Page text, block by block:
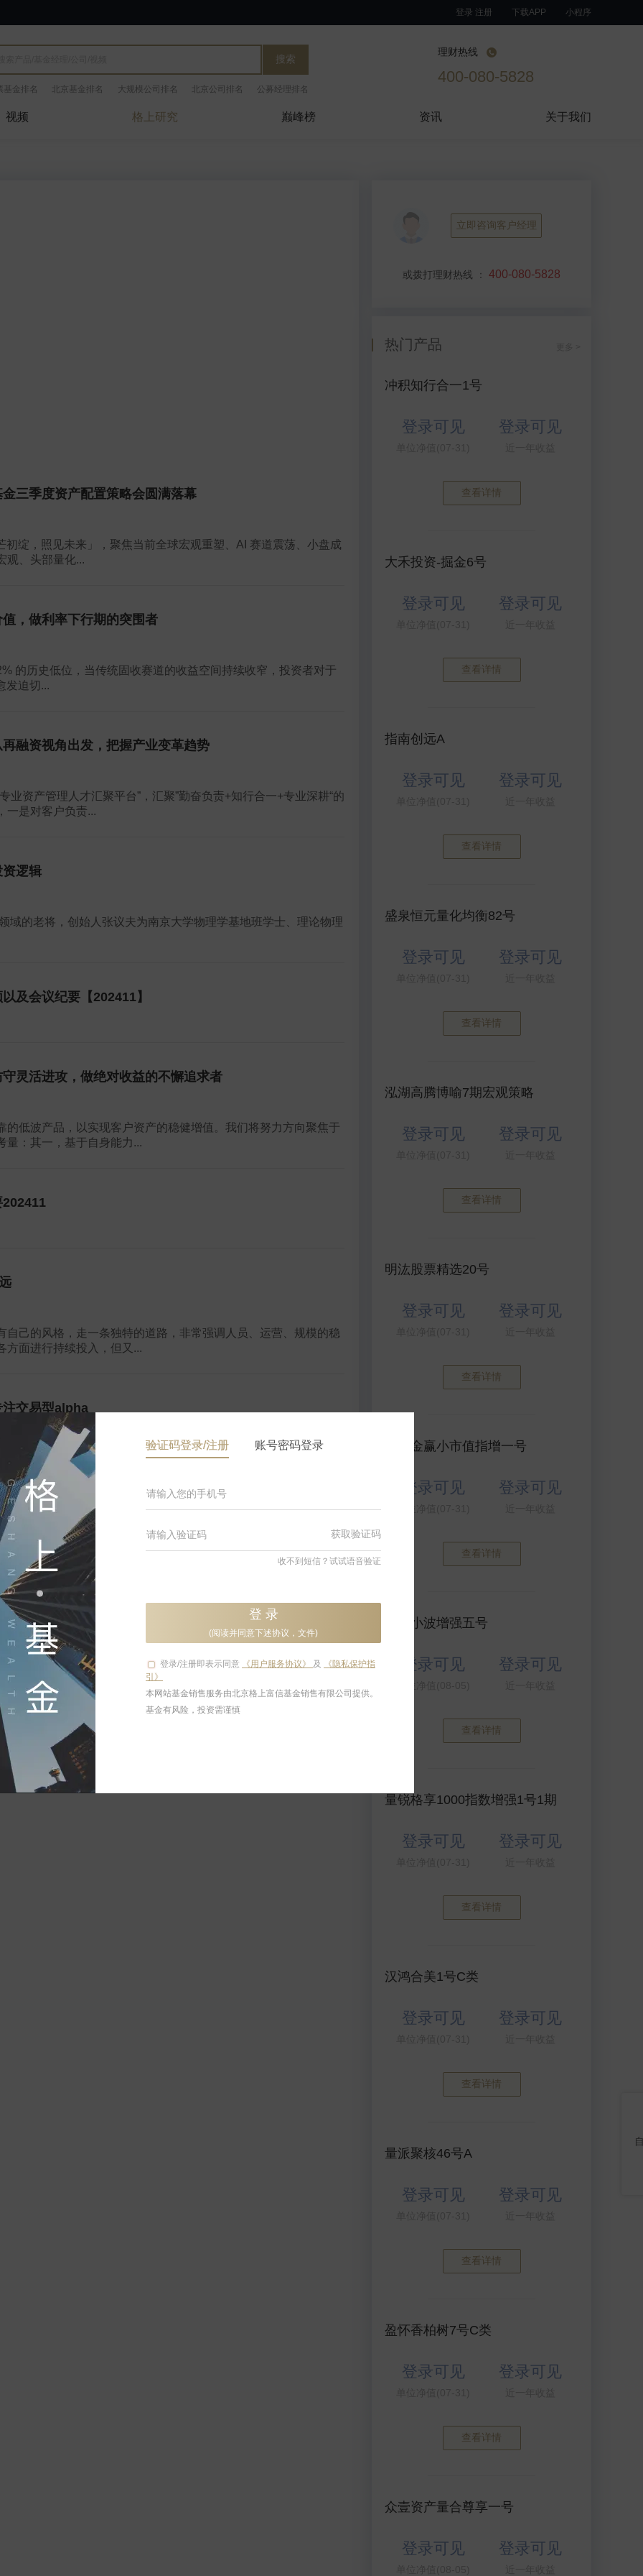
登录 注册 下载APP 小程序
搜索
基金排名 北京基金排名 大规模公司排名 北京公司排名 公募经理排名
理财热线
400-080-5828
视频 格上研究 巅峰榜 资讯 关于我们
三季度资产配置策略会圆满落幕
绽，照见未来」，聚焦当前全球宏观重塑、AI 赛道震荡、小盘成
观、头部量化...
，做利率下行期的突围者
的历史低位，当传统固收赛道的收益空间持续收窄，投资者对于
发迫切...
融资视角出发，把握产业变革趋势
业资产管理人才汇聚平台”，汇聚”勤奋负责+知行合一+专业深耕“的
一是对客户负责...
逻辑
域的老将，创始人张议夫为南京大学物理学基地班学士、理论物理
及会议纪要【202411】
灵活进攻，做绝对收益的不懈追求者
的低波产品，以实现客户资产的稳健增值。我们将努力方向聚焦于
量：其一，基于自身能力...
自己的风格，走一条独特的道路，非常强调人员、运营、规模的稳
方面进行持续投入，但又...
注交易型alpha
十年时间，也是当前百亿量化阵营中，颇为低调和与众不同的一
色彩。
1 2 3 4
立即咨询客户经理
或拨打理财热线 ： 400-080-5828
热门产品
冲积知行合一1号
登录可见 登录可见
查看详情
大禾投资-掘金6号
登录可见 登录可见
查看详情
指南创远A
登录可见 登录可见
查看详情
盛泉恒元量化均衡82号
登录可见 登录可见
查看详情
泓湖高腾博喻7期宏观策略
登录可见 登录可见
查看详情
明汯股票精选20号
登录可见 登录可见
查看详情
衍复金赢小市值指增一号
登录可见 登录可见
查看详情
乐水小波增强五号
登录可见 登录可见
查看详情
量锐格享1000指数增强1号1期
登录可见 登录可见
查看详情
汉鸿合美1号C类
登录可见 登录可见
查看详情
量派聚核46号A
登录可见 登录可见
查看详情
盈怀香柏树7号C类
登录可见 登录可见
查看详情
众壹资产量合尊享一号
登录可见 登录可见
验证码登录/注册 账号密码登录
获取验证码
收不到短信？试试语音验证
登 录
(阅读并同意下述协议，文件)
登录/注册即表示同意 《用户服务协议》 及
《隐私保护指
引》
本网站基金销售服务由北京格上富信基金销售有限公司提供。
基金有风险，投资需谨慎